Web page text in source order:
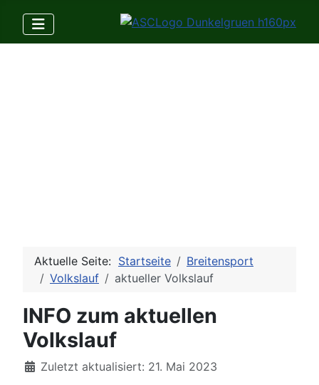
Aktuelle Seite: Startseite
Breitensport
Volkslauf
aktueller Volkslauf
INFO zum aktuellen
Volkslauf
DetailsZuletzt aktualisiert: 21. Mai 2023